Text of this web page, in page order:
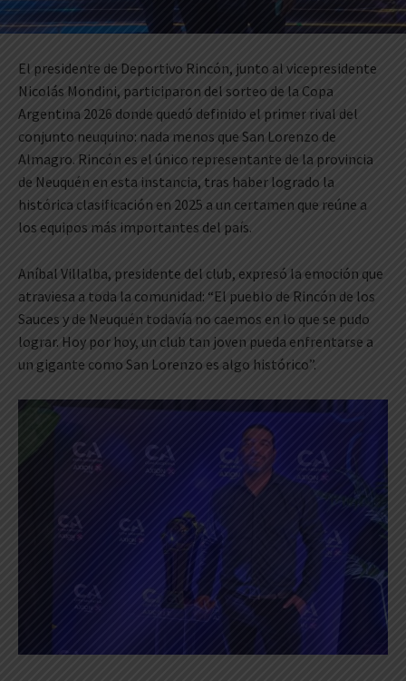
El presidente de Deportivo Rincón, junto al vicepresidente
Nicolás Mondini, participaron del sorteo de la Copa
Argentina 2026 donde quedó definido el primer rival del
conjunto neuquino: nada menos que San Lorenzo de
Almagro. Rincón es el único representante de la provincia
de Neuquén en esta instancia, tras haber logrado la
histórica clasificación en 2025 a un certamen que reúne a
los equipos más importantes del país.
Aníbal Villalba, presidente del club, expresó la emoción que
atraviesa a toda la comunidad: “El pueblo de Rincón de los
Sauces y de Neuquén todavía no caemos en lo que se pudo
lograr. Hoy por hoy, un club tan joven pueda enfrentarse a
un gigante como San Lorenzo es algo histórico”.